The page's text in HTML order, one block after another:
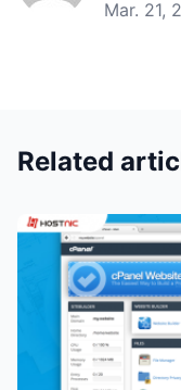
Mar. 21,
Related